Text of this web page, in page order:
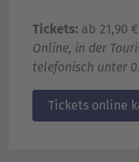
Tickets: ab 21,90 €
Online, in der
telefonisch unter
Tickets online